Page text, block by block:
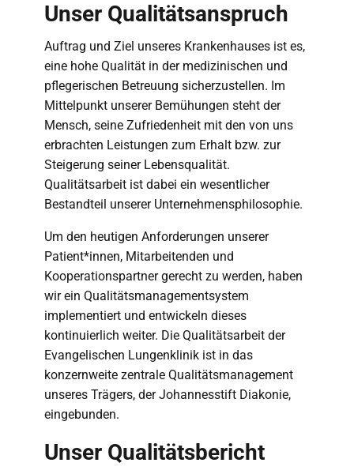
Unser Qualitätsanspruch
Auftrag und Ziel unseres Krankenhauses ist es,
eine hohe Qualität in der medizinischen und
pflegerischen Betreuung sicherzustellen. Im
Mittelpunkt unserer Bemühungen steht der
Mensch, seine Zufriedenheit mit den von uns
erbrachten Leistungen zum Erhalt bzw. zur
Steigerung seiner Lebensqualität.
Qualitätsarbeit ist dabei ein wesentlicher
Bestandteil unserer Unternehmensphilosophie.
Um den heutigen Anforderungen unserer
Patient*innen, Mitarbeitenden und
Kooperationspartner gerecht zu werden, haben
wir ein Qualitätsmanagementsystem
implementiert und entwickeln dieses
kontinuierlich weiter. Die Qualitätsarbeit der
Evangelischen Lungenklinik ist in das
konzernweite zentrale Qualitätsmanagement
unseres Trägers, der Johannesstift Diakonie,
eingebunden.
Unser Qualitätsbericht